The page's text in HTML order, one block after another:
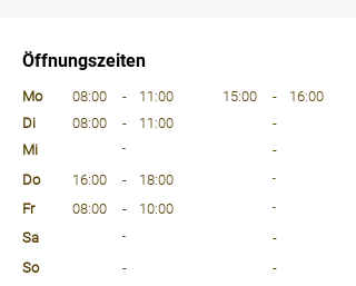
Öffnungszeiten
Mo
08:00 - 11:00 15:00 -
16:00
Di
08:00 - 11:00
-
Mi
-
-
Do
16:00 - 18:00 -
Fr 08:00 - 10:00 -
Sa -
-
So
-
-